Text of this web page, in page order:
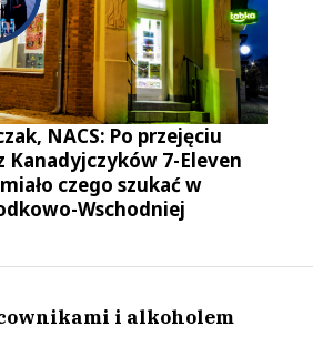
NACS: Po przejęciu
Kanadyjczyków 7-Eleven
czego szukać w
Wschodniej
i alkoholem